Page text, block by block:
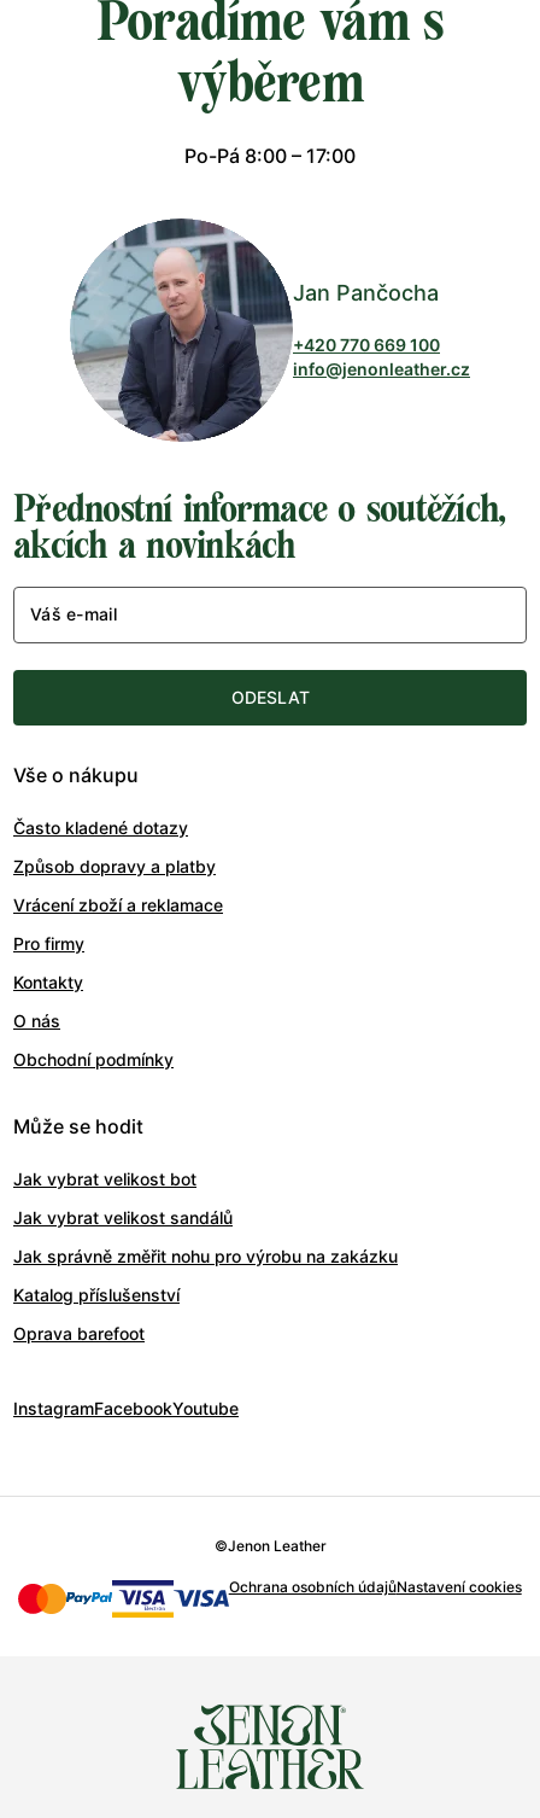
Poradíme vám s
výběrem
Po-Pá 8:00 – 17:00
Jan Pančocha
+420 770 669 100
info@jenonleather.cz
Přednostní informace o soutěžích,
akcích a novinkách
Váš e-mail
ODESLAT
Vše o nákupu
Často kladené dotazy
Způsob dopravy a platby
Vrácení zboží a reklamace
Pro firmy
Kontakty
O nás
Obchodní podmínky
Může se hodit
Jak vybrat velikost bot
Jak vybrat velikost sandálů
Jak správně změřit nohu pro výrobu na zakázku
Katalog příslušenství
Oprava barefoot
InstagramFacebookYoutube
©Jenon Leather
Ochrana osobních údajůNastavení cookies